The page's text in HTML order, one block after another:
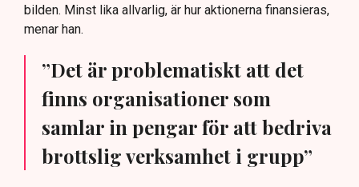
bilden. Minst lika allvarlig, är hur aktionerna finansieras,
menar han.
”Det är problematiskt att det
finns organisationer som
samlar in pengar för att bedriva
brottslig verksamhet i grupp”